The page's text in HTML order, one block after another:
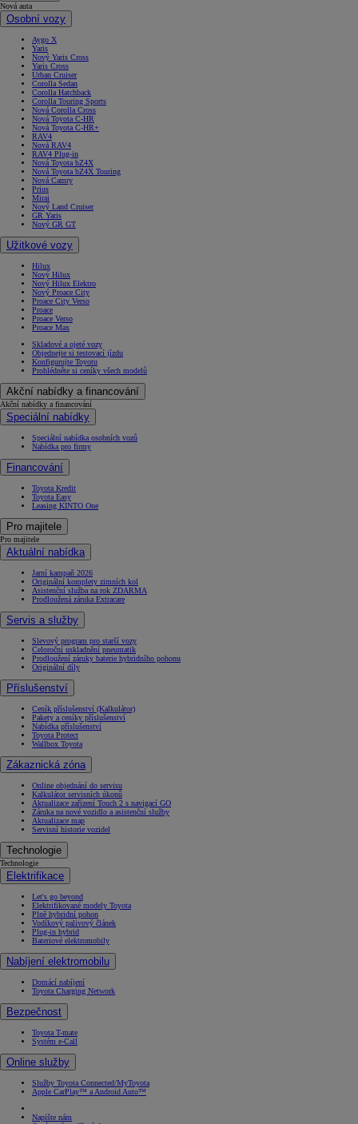
Nová auta
Osobní vozy
Aygo X
Yaris
Nový Yaris Cross
Yaris Cross
Urban Cruiser
Corolla Sedan
Corolla Hatchback
Corolla Touring Sports
Nová Corolla Cross
Nová Toyota C-HR
Nová Toyota C-HR+
RAV4
Nová RAV4
RAV4 Plug-in
Nová Toyota bZ4X
Nová Toyota bZ4X Touring
Nová Camry
Prius
Mirai
Nový Land Cruiser
GR Yaris
Nový GR GT
Užitkové vozy
Hilux
Nový Hilux
Nový Hilux Elektro
Nový Proace City
Proace City Verso
Proace
Proace Verso
Proace Max
Skladové a ojeté vozy
Objednejte si testovací jízdu
Konfigurujte Toyotu
Prohlédněte si ceníky všech modelů
Akční nabídky a financování
Akční nabídky a financování
Speciální nabídky
Speciální nabídka osobních vozů
Nabídka pro firmy
Financování
Toyota Kredit
Toyota Easy
Leasing KINTO One
Pro majitele
Pro majitele
Aktuální nabídka
Jarní kampaň 2026
Originální komplety zimních kol
Asistenční služba na rok ZDARMA
Prodloužená záruka Extracare
Servis a služby
Slevový program pro starší vozy
Celoroční uskladnění pneumatik
Prodloužení záruky baterie hybridního pohonu
Originální díly
Příslušenství
Ceník příslušenství (Kalkulátor)
Pakety a ceníky příslušenství
Nabídka příslušenství
Toyota Protect
Wallbox Toyota
Zákaznická zóna
Online objednání do servisu
Kalkulátor servisních úkonů
Aktualizace zařízení Touch 2 s navigací GO
Záruka na nové vozidlo a asistenční služby
Aktualizace map
Servisní historie vozidel
Technologie
Technologie
Elektrifikace
Let's go beyond
Elektrifikované modely Toyota
Plně hybridní pohon
Vodíkový palivový článek
Plug-in hybrid
Bateriové elektromobily
Nabíjení elektromobilu
Domácí nabíjení
Toyota Charging Network
Bezpečnost
Toyota T-mate
Systém e-Call
Online služby
Služby Toyota Connected/MyToyota
Apple CarPlay™ a Android Auto™
Napište nám